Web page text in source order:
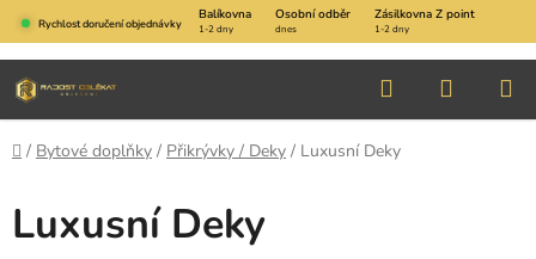
Přejít
na
obsah
Rychlost doručení objednávky
Balíkovna Osobní odběr Zásilkovna Z point
1-2 dny dnes 1-2 dny
Hledat
KOŠÍK
Domů
/ Bytové doplňky / Přikrývky / Deky / Luxusní Deky
Luxusní Deky